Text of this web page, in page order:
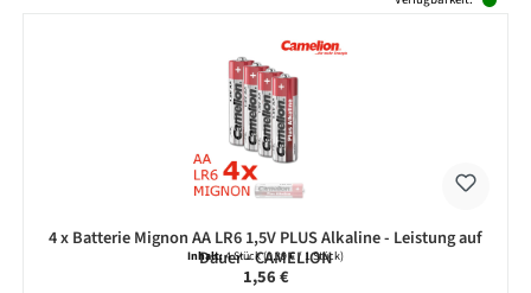
4 x Batterie Mignon AA LR6 1,5V PLUS Alkaline - Leistung auf
Dauer - CAMELION
Inhalt:4 Stück(0,39 € / 1 Stück)
Regulärer Preis:
1,56 €